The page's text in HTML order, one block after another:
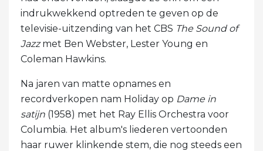
indrukwekkend optreden te geven op de
televisie-uitzending van het CBS The Sound of
Jazzmet Ben Webster, Lester Young en
Coleman Hawkins.
Na jaren van matte opnames en
recordverkopen nam Holiday op Dame in
satijn (1958) met het Ray Ellis Orchestra voor
Columbia. Het album's liederen vertoonden
haar ruwer klinkende stem, die nog steeds een